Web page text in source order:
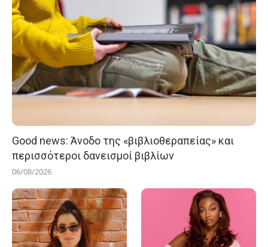
Good news: Άνοδο της «βιβλιοθεραπείας» και
περισσότεροι δανεισμοί βιβλίων
06/08/2026